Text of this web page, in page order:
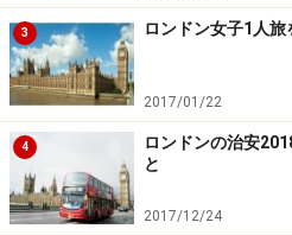
ださい。
3 ロンドン女子1人
2017/01/22
4
ロンドンの治安
と
2017/12/24